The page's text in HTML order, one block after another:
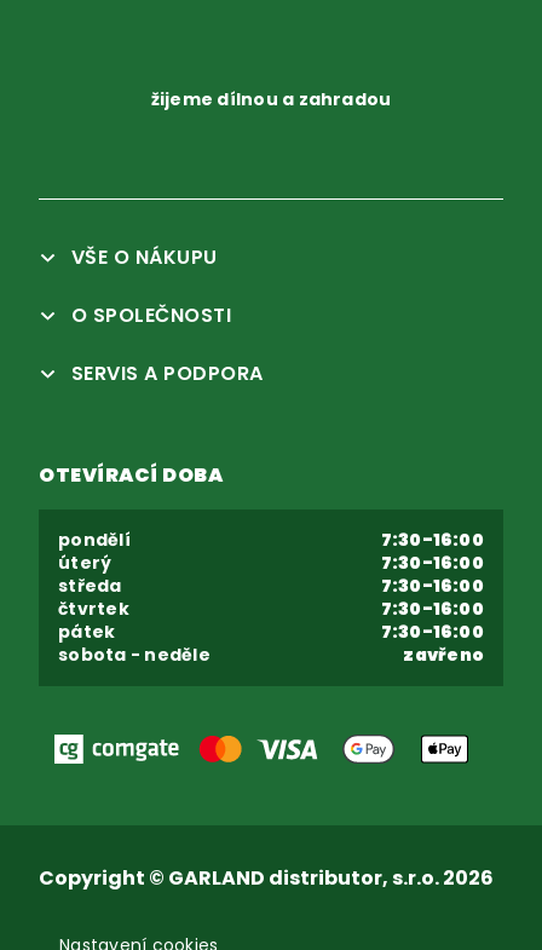
žijeme dílnou a zahradou
VŠE O NÁKUPU
O SPOLEČNOSTI
SERVIS A PODPORA
OTEVÍRACÍ DOBA
pondělí
7:30-16:00
úterý
7:30-16:00
středa
7:30-16:00
čtvrtek
7:30-16:00
pátek
7:30-16:00
sobota - neděle
zavřeno
Copyright © GARLAND distributor, s.r.o. 2026